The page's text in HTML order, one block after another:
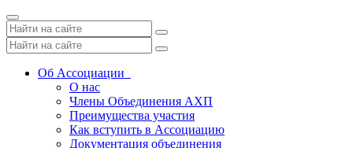
Toggle
navigation
Об Ассоциации
О нас
Члены Объединения АХП
Преимущества участия
Как вступить в Ассоциацию
Документация объединения